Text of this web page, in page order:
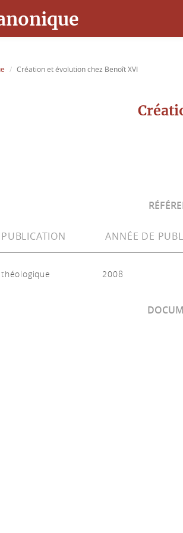
Création et évolution chez Benoît XVI
ANNÉE DE
2008